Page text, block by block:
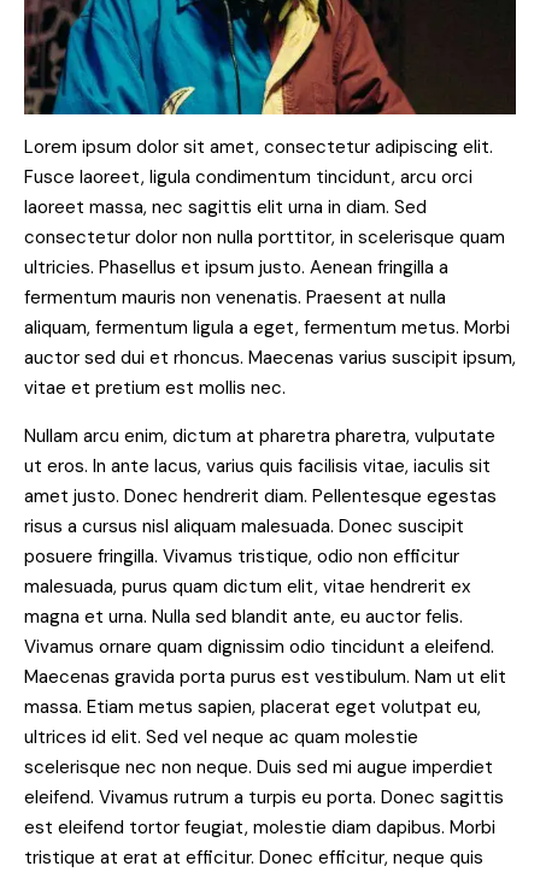
Lorem ipsum dolor sit amet, consectetur adipiscing elit.
Fusce laoreet, ligula condimentum tincidunt, arcu orci
laoreet massa, nec sagittis elit urna in diam. Sed
consectetur dolor non nulla porttitor, in scelerisque quam
ultricies. Phasellus et ipsum justo. Aenean fringilla a
fermentum mauris non venenatis. Praesent at nulla
aliquam, fermentum ligula a eget, fermentum metus. Morbi
auctor sed dui et rhoncus. Maecenas varius suscipit ipsum,
vitae et pretium est mollis nec.
Nullam arcu enim, dictum at pharetra pharetra, vulputate
ut eros. In ante lacus, varius quis facilisis vitae, iaculis sit
amet justo. Donec hendrerit diam. Pellentesque egestas
risus a cursus nisl aliquam malesuada. Donec suscipit
posuere fringilla. Vivamus tristique, odio non efficitur
malesuada, purus quam dictum elit, vitae hendrerit ex
magna et urna. Nulla sed blandit ante, eu auctor felis.
Vivamus ornare quam dignissim odio tincidunt a eleifend.
Maecenas gravida porta purus est vestibulum. Nam ut elit
massa. Etiam metus sapien, placerat eget volutpat eu,
ultrices id elit. Sed vel neque ac quam molestie
scelerisque nec non neque. Duis sed mi augue imperdiet
eleifend. Vivamus rutrum a turpis eu porta. Donec sagittis
est eleifend tortor feugiat, molestie diam dapibus. Morbi
tristique at erat at efficitur. Donec efficitur, neque quis